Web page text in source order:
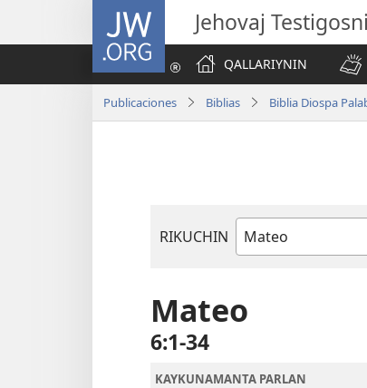
JW.ORG Jehovaj
QALLARIYNIN
Publicaciones Biblias Biblia Diospa
RIKUCHIN
Bibliamanta
Mateo
6:1-34
KAYKUNAMANTA PARLAN